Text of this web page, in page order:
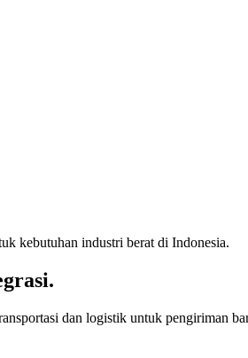
kebutuhan industri berat di Indonesia.
dan logistik untuk pengiriman